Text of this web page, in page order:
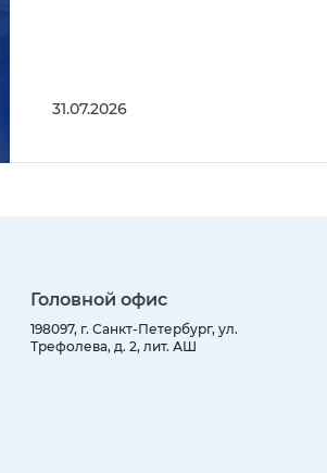
31.07.2026
Головной офис
198097, г. Санкт-Петербург, ул.
Трефолева, д. 2, лит. АШ